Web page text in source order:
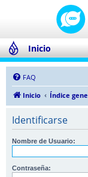
Inicio
FAQ
Inicio
Índice
Identificarse
Nombre de Usuario:
Contraseña: